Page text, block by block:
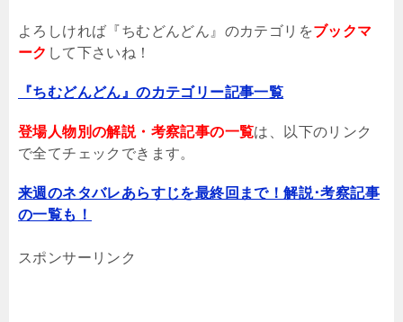
よろしければ『ちむどんどん』のカテゴリをブックマ
ーク して下さいね！
『ちむどんどん』のカテゴリー記事一覧
登場人物別の解説・考察記事の一覧は、以下のリンク
で全てチェックできます。
来週のネタバレあらすじを最終回まで！解説･考察記事
の一覧も！
スポンサーリンク